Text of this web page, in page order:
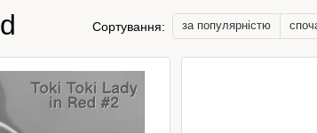
Сортування: за популярністю